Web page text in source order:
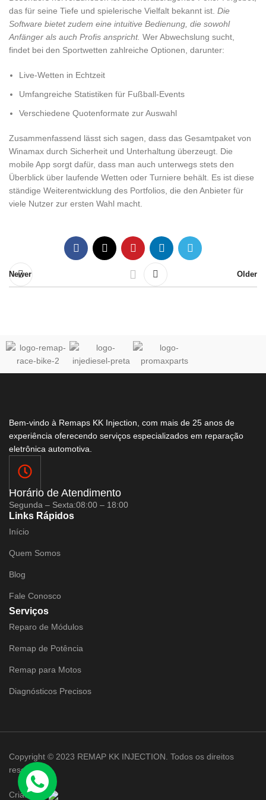
das für seine Tiefe und spielerische Vielfalt bekannt ist. Die
Software bietet zudem eine intuitive Bedienung, die sowohl
Anfänger als auch Profis anspricht. Wer Abwechslung sucht,
findet bei den Sportwetten zahlreiche Optionen, darunter:
Live-Wetten in Echtzeit
Umfangreiche Statistiken für Fußball-Events
Verschiedene Quotenformate zur Auswahl
Zusammenfassend lässt sich sagen, dass das Gesamtpaket von
Winamax durch Sicherheit und Unterhaltung überzeugt. Die
mobile App sorgt dafür, dass man auch unterwegs stets den
Überblick über laufende Wetten oder Turniere behält. Es ist diese
ständige Weiterentwicklung des Portfolios, die den Anbieter für
viele Nutzer zur ersten Wahl macht.
Newer Older
Bem-vindo à Remaps KK Injection, com mais de 25 anos de
experiência oferecendo serviços especializados em reparação
eletrônica automotiva.
Horário de Atendimento
Segunda – Sexta:08:00 – 18:00
Links Rápidos
Início
Quem Somos
Blog
Fale Conosco
Serviços
Reparo de Módulos
Remap de Potência
Remap para Motos
Diagnósticos Precisos
Copyright © 2023 REMAP KK INJECTION. Todos os direitos
reservados.
Criado por